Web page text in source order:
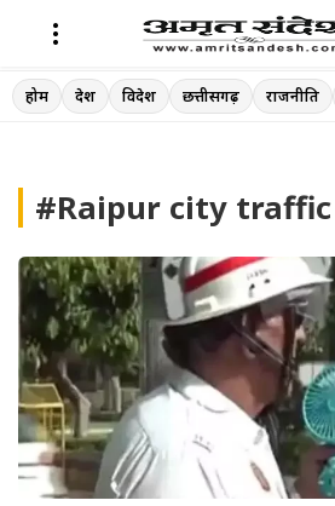
Skip
to
होम देश विदेश छत्तीसगढ़ राजनीति
#Raipur city